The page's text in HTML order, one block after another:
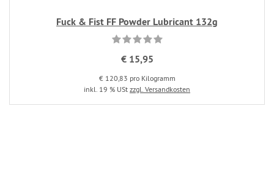
Fuck & Fist FF Powder Lubricant 132g
€ 15,95
€ 120,83 pro Kilogramm
inkl. 19 % USt zzgl. Versandkosten